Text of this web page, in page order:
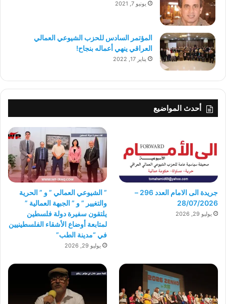
يونيو 7, 2021
المؤتمر السادس للحزب الشيوعي العمالي
العراقي ينهي أعماله بنجاح!
يناير 17, 2022
أحدث المواضيع
جريدة الى الامام العدد 296 –
28/07/2026
يوليو 29, 2026
” الشيوعي العمالي ” و ” الحرية
والتغيير ” و ” الجبهة العمالية ”
يلتقون سفيرة دولة فلسطين
لمتابعة أوضاع الأشقاء الفلسطينيين
في “مدينة الطب”
يوليو 29, 2026